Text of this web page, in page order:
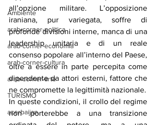
Ambiente
arab-corner-politica
arab-corner-economia
arab-corner-cultura
arab-corner-arte
TURISMO
azerbaijan
all’opzione militare. L’opposizione
iraniana, pur variegata, soffre di
profonde divisioni interne, manca di una
leadership unitaria e di un reale
consenso popolare all’interno del Paese,
oltre a essere in parte percepita come
dipendente da attori esterni, fattore che
ne compromette la legittimità nazionale.
In queste condizioni, il crollo del regime
non porterebbe a una transizione